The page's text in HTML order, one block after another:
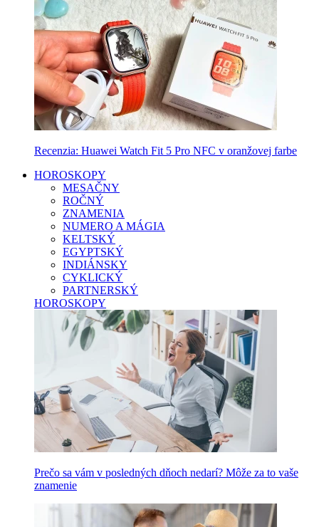
Recenzia: Huawei Watch Fit 5 Pro NFC v oranžovej farbe
HOROSKOPY
MESAČNY
ROČNÝ
ZNAMENIA
NUMERO A MÁGIA
KELTSKÝ
EGYPTSKÝ
INDIÁNSKY
CYKLICKÝ
PARTNERSKÝ
HOROSKOPY
Prečo sa vám v posledných dňoch nedarí? Môže za to vaše
znamenie